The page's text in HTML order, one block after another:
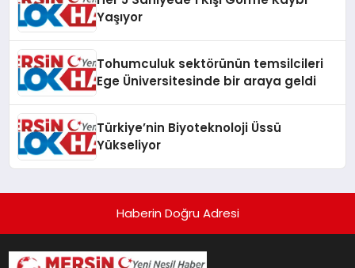
Yaşıyor
Tohumculuk sektörünün temsilcileri
Ege Üniversitesinde bir araya geldi
Türkiye’nin Biyoteknoloji Üssü
Yükseliyor
Haberin Doğru Adresi